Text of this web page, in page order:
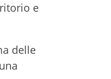
e
delle